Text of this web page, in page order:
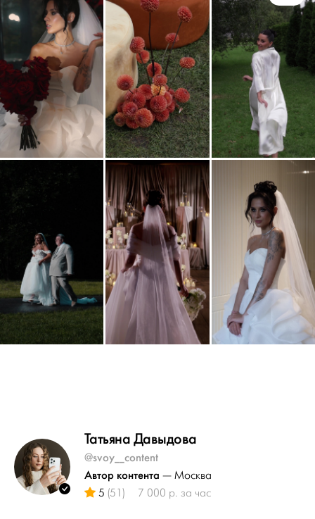
Татьяна Давыдова
@svoy__content
Автор контента — Москва
5 (51) 7 000 р. за час